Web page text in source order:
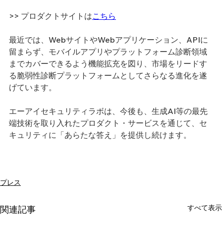
>> プロダクトサイトはこちら
最近では、WebサイトやWebアプリケーション、APIに
留まらず、モバイルアプリやプラットフォーム診断領域
までカバーできるよう機能拡充を図り、市場をリードす
る脆弱性診断プラットフォームとしてさらなる進化を遂
げています。
エーアイセキュリティラボは、今後も、生成AI等の最先
端技術を取り入れたプロダクト・サービスを通じて、セ
キュリティに「あらたな答え」を提供し続けます。
プレス
関連記事 すべて表示